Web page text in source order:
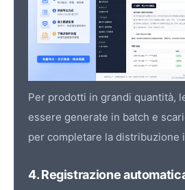
Per prodotti in grandi quantità,
essere generate in batch e
per completare la distribuzione
4. Registrazione